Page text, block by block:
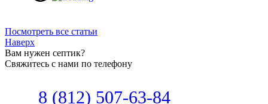
Посмотреть все статьи
Наверх
Вам нужен септик?
Свяжитесь с нами по телефону
8 (812) 507-63-84